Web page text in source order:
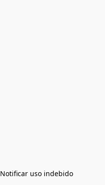
Notificar uso indebido